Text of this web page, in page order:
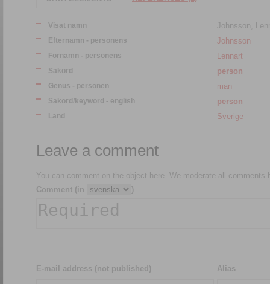
Visat namn Johnsson,
Efternamn - personens Johnsson
Förnamn - personens Lennart
Sakord person
Genus - personen man
Sakord/keyword - english person
Land Sverige
Leave a comment
You can comment on the object here. We moderate all comments
Comment (in
)
E-mail address (not published) Alias